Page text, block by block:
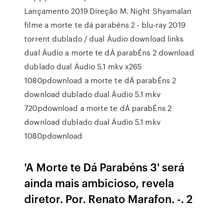
Lançamento 2019 Direção M. Night Shyamalan
filme a morte te dá parabéns 2 - blu-ray 2019
torrent dublado / dual Áudio download links
dual Áudio a morte te dÁ parabÉns 2 download
dublado dual Áudio 5.1 mkv x265
1080pdownload a morte te dÁ parabÉns 2
download dublado dual Áudio 5.1 mkv
720pdownload a morte te dÁ parabÉns 2
download dublado dual Áudio 5.1 mkv
1080pdownload
'A Morte te Dá Parabéns 3' será
ainda mais ambicioso, revela
diretor. Por. Renato Marafon. -. 2